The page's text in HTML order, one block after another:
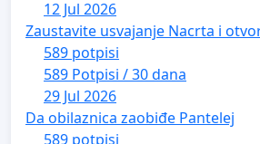
12 Jul 2026
Zaustavite usvajanje Nacrta i
589 potpisi
589 Potpisi / 30 dana
29 Jul 2026
Da obilaznica zaobiđe Pantelej
589 potpisi